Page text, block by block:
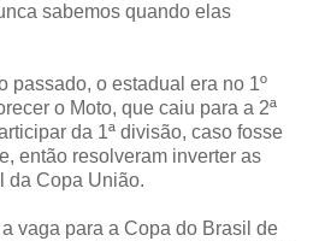
sabemos quando elas
passado, o estadual era no 1º
o Moto, que caiu para a 2ª
da 1ª divisão, caso fosse
então resolveram inverter as
da Copa União.
vaga para a Copa do Brasil de